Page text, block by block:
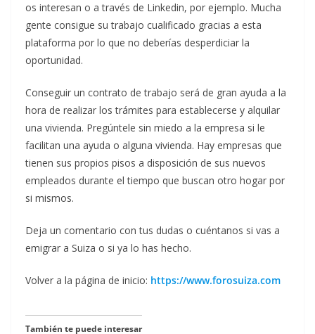
os interesan o a través de Linkedin, por ejemplo. Mucha
gente consigue su trabajo cualificado gracias a esta
plataforma por lo que no deberías desperdiciar la
oportunidad.
Conseguir un contrato de trabajo será de gran ayuda a la
hora de realizar los trámites para establecerse y alquilar
una vivienda. Pregúntele sin miedo a la empresa si le
facilitan una ayuda o alguna vivienda. Hay empresas que
tienen sus propios pisos a disposición de sus nuevos
empleados durante el tiempo que buscan otro hogar por
si mismos.
Deja un comentario con tus dudas o cuéntanos si vas a
emigrar a Suiza o si ya lo has hecho.
Volver a la página de inicio: https://www.forosuiza.com
También te puede interesar